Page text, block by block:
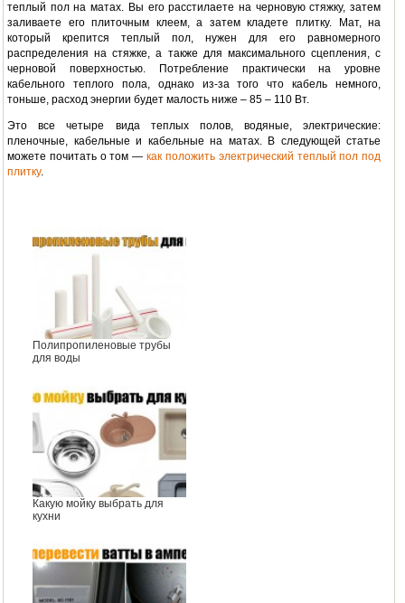
теплый пол на матах. Вы его расстилаете на черновую стяжку, затем
заливаете его плиточным клеем, а затем кладете плитку. Мат, на
который крепится теплый пол, нужен для его равномерного
распределения на стяжке, а также для максимального сцепления, с
черновой поверхностью. Потребление практически на уровне
кабельного теплого пола, однако из-за того что кабель немного,
тоньше, расход энергии будет малость ниже – 85 – 110 Вт.
Это все четыре вида теплых полов, водяные, электрические:
пленочные, кабельные и кабельные на матах. В следующей статье
можете почитать о том —как положить электрический теплый пол под
плитку.
Полипропиленовые трубы
для воды
Какую мойку выбрать для
кухни